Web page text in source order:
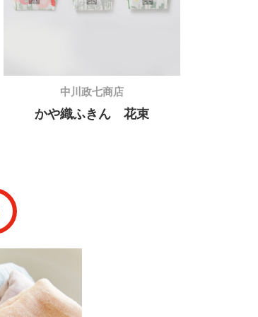
中川政七商店
かや織ふきん 花束